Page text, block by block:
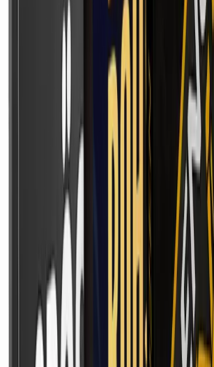
Warum das Angebot
Berechtigung hat
Man könnte nach diesen drei Punkten
abgeraten. Das Gegenteil ist gemeint. Die
kennen macht ein Angebot nicht
eigene Erwartung realistisch. Und mit
Erwartung lässt sich vernünftig arbeiten.
Was bleibt unterm Strich? Done4You
den aufwendigsten Schritt ab und liefert
vieles beschleunigen. Was es nicht
Einsatz bei der Reichweite, ein klarer
und ein sauberer Umgang mit fremden
oder „passive“ Einnahmen gehören
ehrlichen Versprechen – ein Knopf, der
ausschüttet, existiert auch hier nicht.